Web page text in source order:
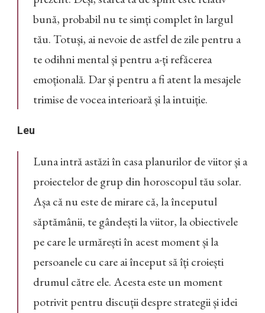
bună, probabil nu te simți complet în largul
tău. Totuși, ai nevoie de astfel de zile pentru a
te odihni mental și pentru a-ți refăcerea
emoțională. Dar și pentru a fi atent la mesajele
trimise de vocea interioară și la intuiție.
Leu
Luna intră astăzi în casa planurilor de viitor și a
proiectelor de grup din horoscopul tău solar.
Așa că nu este de mirare că, la începutul
săptămânii, te gândești la viitor, la obiectivele
pe care le urmărești în acest moment și la
persoanele cu care ai început să îți croiești
drumul către ele. Acesta este un moment
potrivit pentru discuții despre strategii și idei